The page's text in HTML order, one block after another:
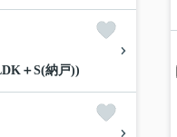
＋S(納戸))